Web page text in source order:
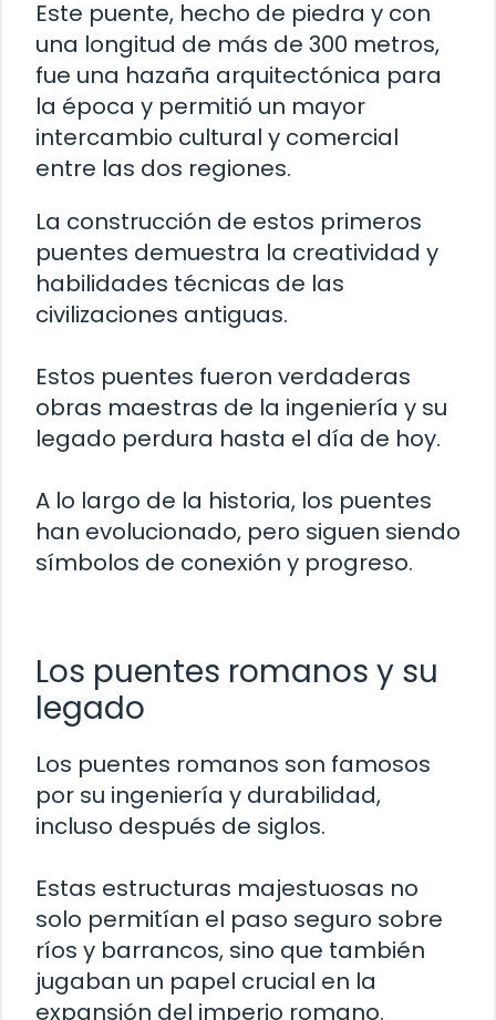
Este puente, hecho de piedra y con
una longitud de más de 300 metros,
fue una hazaña arquitectónica para
la época y permitió un mayor
intercambio cultural y comercial
entre las dos regiones.
La construcción de estos primeros
puentes demuestra la creatividad y
habilidades técnicas de las
civilizaciones antiguas.
Estos puentes fueron verdaderas
obras maestras de la ingeniería y su
legado perdura hasta el día de hoy.
A lo largo de la historia, los puentes
han evolucionado, pero siguen siendo
símbolos de conexión y progreso.
Los puentes romanos y su
legado
Los puentes romanos son famosos
por su ingeniería y durabilidad,
incluso después de siglos.
Estas estructuras majestuosas no
solo permitían el paso seguro sobre
ríos y barrancos, sino que también
jugaban un papel crucial en la
expansión del imperio romano.